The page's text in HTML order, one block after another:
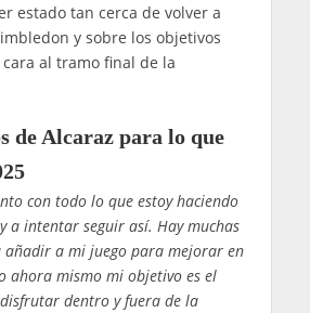
estado tan cerca de volver a
y sobre los objetivos
al tramo final de la
de Alcaraz para lo que
con todo lo que estoy haciendo
a intentar seguir así. Hay muchas
añadir a mi juego para mejorar en
ahora mismo mi objetivo es el
dentro y fuera de la